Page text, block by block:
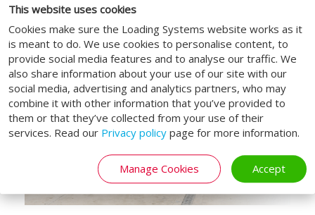
This website uses cookies
Cookies make sure the Loading Systems website works as it
is meant to do. We use cookies to personalise content, to
provide social media features and to analyse our traffic. We
also share information about your use of our site with our
social media, advertising and analytics partners, who may
combine it with other information that you’ve provided to
them or that they’ve collected from your use of their
services. Read our Privacy policy page for more information.
Manage Cookies Accept